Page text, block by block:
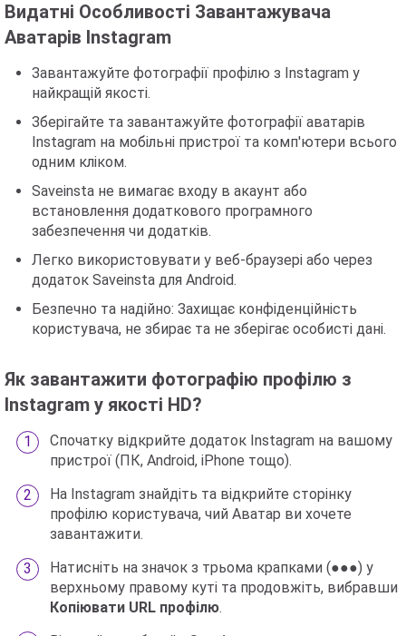
Видатні Особливості Завантажувача
Аватарів Instagram
Завантажуйте фотографії профілю з Instagram у
найкращій якості.
Зберігайте та завантажуйте фотографії аватарів
Instagram на мобільні пристрої та комп'ютери всього
одним кліком.
Saveinsta не вимагає входу в акаунт або
встановлення додаткового програмного
забезпечення чи додатків.
Легко використовувати у веб-браузері або через
додаток Saveinsta для Android.
Безпечно та надійно: Захищає конфіденційність
користувача, не збирає та не зберігає особисті дані.
Як завантажити фотографію профілю з
Instagram у якості HD?
Спочатку відкрийте додаток Instagram на вашому
пристрої (ПК, Android, iPhone тощо).
На Instagram знайдіть та відкрийте сторінку
профілю користувача, чий Аватар ви хочете
завантажити.
Натисніть на значок з трьома крапками (●●●) у
верхньому правому куті та продовжіть, вибравши
Копіювати URL профілю.